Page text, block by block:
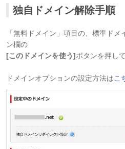
独自ドメイン解除手順
「無料ドメイン」項目の、標準ド
ン欄の
[このドメインを使う]ボタンを押し
ドメインオプションの設定方法はこ